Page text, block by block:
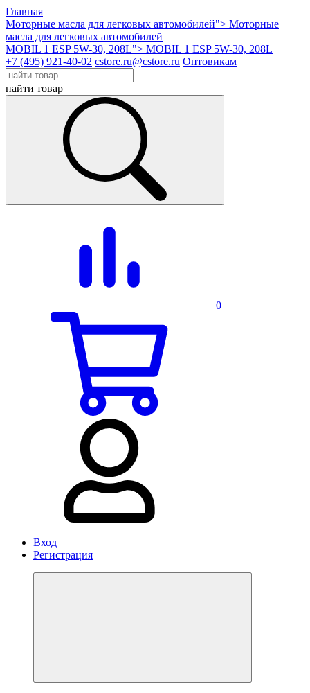
Главная
Моторные масла для легковых автомобилей"> Моторные
масла для легковых автомобилей
MOBIL 1 ESP 5W-30, 208L"> MOBIL 1 ESP 5W-30, 208L
+7 (495) 921-40-02 cstore.ru@cstore.ru Оптовикам
найти товар
0
Вход
Регистрация